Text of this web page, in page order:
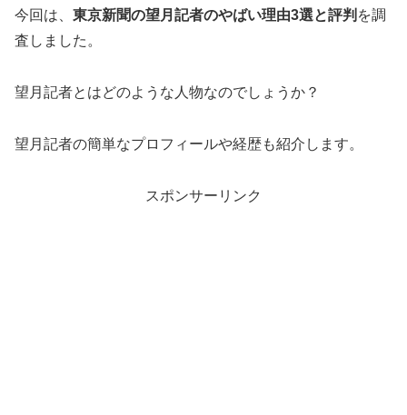
今回は、 東京新聞の望月記者のやばい理由3選と評判 を調
査しました。
望月記者とはどのような人物なのでしょうか？
望月記者の簡単なプロフィールや経歴も紹介します。
スポンサーリンク